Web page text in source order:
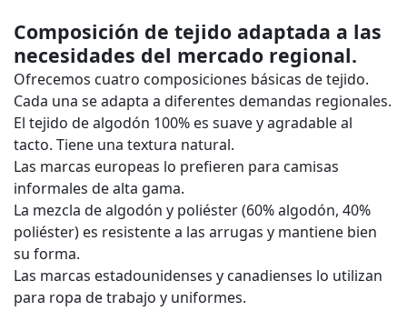
Composición de tejido adaptada a las
necesidades del mercado regional.
Ofrecemos cuatro composiciones básicas de tejido.
Cada una se adapta a diferentes demandas regionales.
El tejido de algodón 100% es suave y agradable al
tacto. Tiene una textura natural.
Las marcas europeas lo prefieren para camisas
informales de alta gama.
La mezcla de algodón y poliéster (60% algodón, 40%
poliéster) es resistente a las arrugas y mantiene bien
su forma.
Las marcas estadounidenses y canadienses lo utilizan
para ropa de trabajo y uniformes.